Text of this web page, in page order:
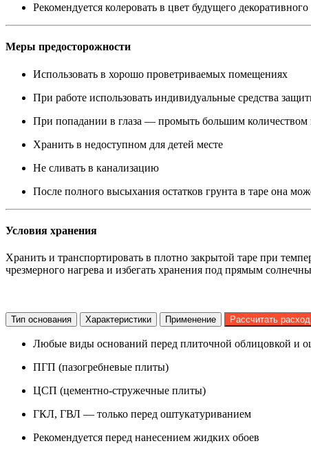
Рекомендуется колеровать в цвет будущего
Меры предосторожности
Использовать в хорошо проветриваемых помещениях
При работе использовать индивидуальные средства
При попадании в глаза — промыть большим количеством
Хранить в недоступном для детей месте
Не сливать в канализацию
После полного высыхания остатков грунта в таре она
Условия хранения
Хранить и транспортировать в плотно закрытой таре при
чрезмерного нагрева и избегать хранения под прямым
Тип основания Характеристики Применение Рассчитать расход
Любые виды оснований перед плиточной облицовкой и
ПГП (пазогребневые плиты)
ЦСП (цементно-стружечные плиты)
ГКЛ, ГВЛ — только перед оштукатуриванием
Рекомендуется перед нанесением жидких обоев